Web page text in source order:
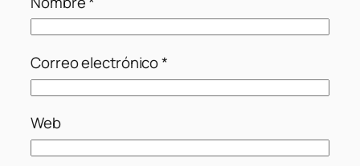
Correo electrónico*
Web